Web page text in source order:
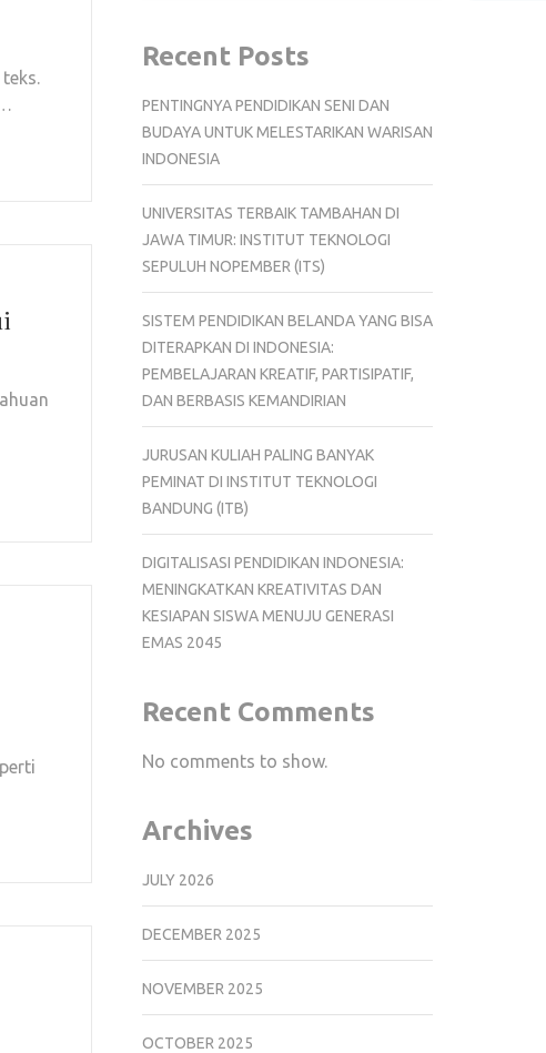
Recent Posts
PENTINGNYA PENDIDIKAN SENI DAN
BUDAYA UNTUK MELESTARIKAN WARISAN
INDONESIA
UNIVERSITAS TERBAIK TAMBAHAN DI
JAWA TIMUR: INSTITUT TEKNOLOGI
SEPULUH NOPEMBER (ITS)
SISTEM PENDIDIKAN BELANDA YANG BISA
DITERAPKAN DI INDONESIA:
PEMBELAJARAN KREATIF, PARTISIPATIF,
DAN BERBASIS KEMANDIRIAN
JURUSAN KULIAH PALING BANYAK
PEMINAT DI INSTITUT TEKNOLOGI
BANDUNG (ITB)
DIGITALISASI PENDIDIKAN INDONESIA:
MENINGKATKAN KREATIVITAS DAN
KESIAPAN SISWA MENUJU GENERASI
EMAS 2045
Recent Comments
No comments to show.
Archives
JULY 2026
DECEMBER 2025
NOVEMBER 2025
OCTOBER 2025